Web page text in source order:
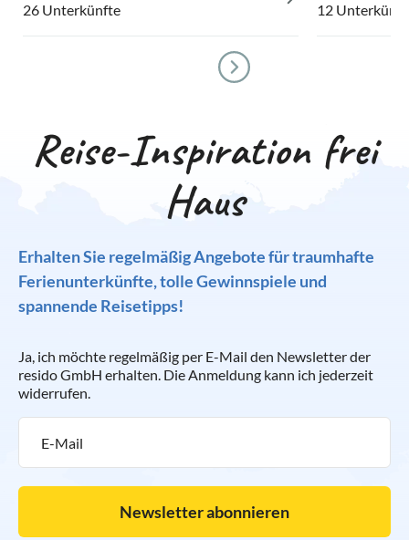
26 Unterkünfte 12
Reise-Inspiration frei
Haus
Erhalten Sie regelmäßig Angebote für traumhafte
Ferienunterkünfte, tolle Gewinnspiele und
spannende Reisetipps!
Ja, ich möchte regelmäßig per E-Mail den Newsletter der
resido GmbH erhalten. Die Anmeldung kann ich jederzeit
widerrufen.
Newsletter abonnieren